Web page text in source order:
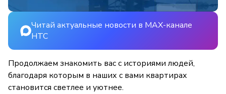
Читай актуальные новости в MAX-канале
НТС
Продолжаем знакомить вас с историями людей,
благодаря которым в наших с вами квартирах
становится светлее и уютнее.